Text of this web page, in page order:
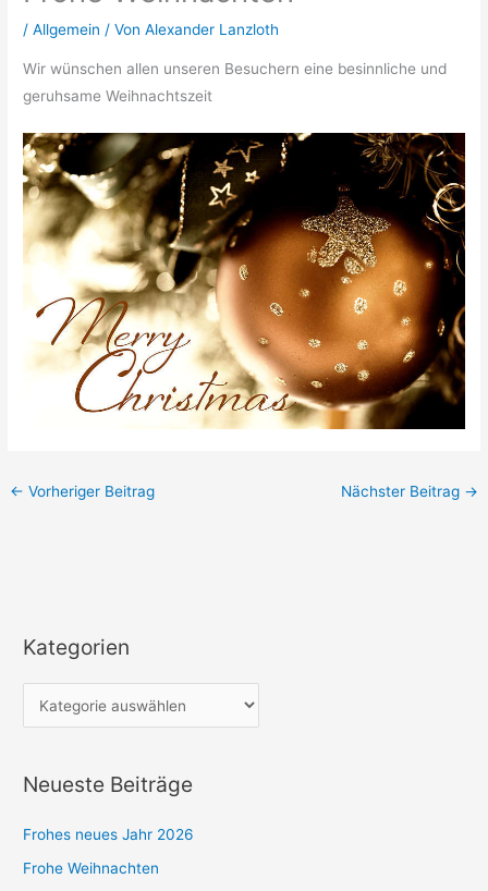
/Allgemein / VonAlexander Lanzloth
Wir wünschen allen unseren Besuchern eine besinnliche und
geruhsame Weihnachtszeit
← Vorheriger Beitrag Nächster Beitrag →
Kategorien
K
e
o
Neueste Beiträge
Frohes neues Jahr 2026
Frohe Weihnachten